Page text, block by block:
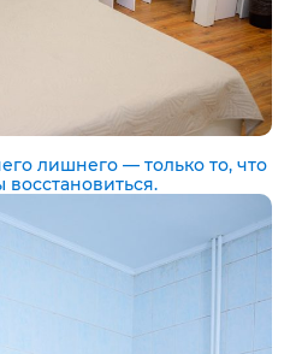
лишнего — только то, что